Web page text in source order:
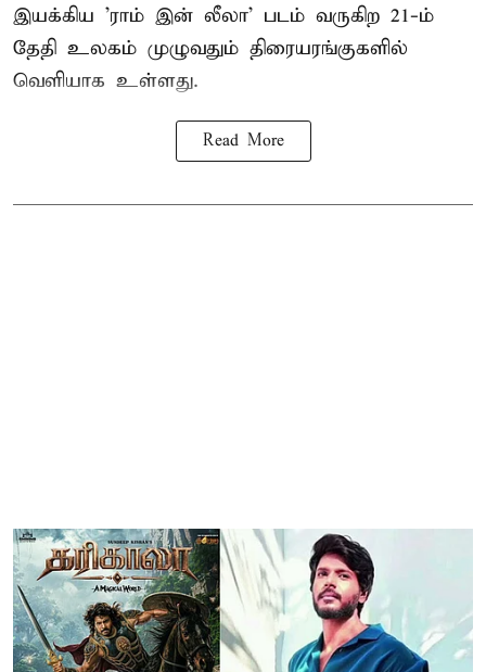
இயக்கிய 'ராம் இன் லீலா' படம் வருகிற 21-ம்
தேதி உலகம் முழுவதும் திரையரங்குகளில்
வெளியாக உள்ளது.
Read More